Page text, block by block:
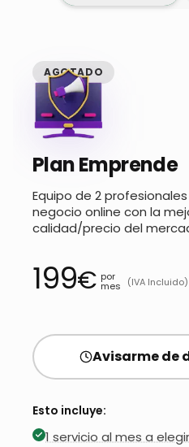
AGOTADO
Plan Emprende
Equipo de 2
negocio online con la
calidad/precio del
199€ por
mes (IVA Incluido)
Avisarme de
Esto incluye:
1 servicio al mes a elegir